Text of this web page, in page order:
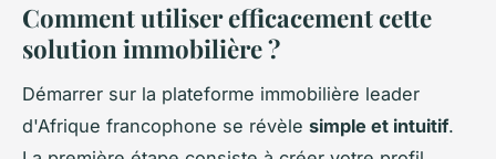
Comment utiliser efficacement cette
solution immobilière ?
Démarrer sur la plateforme immobilière leader
d'Afrique francophone se révèle simple et intuitif.